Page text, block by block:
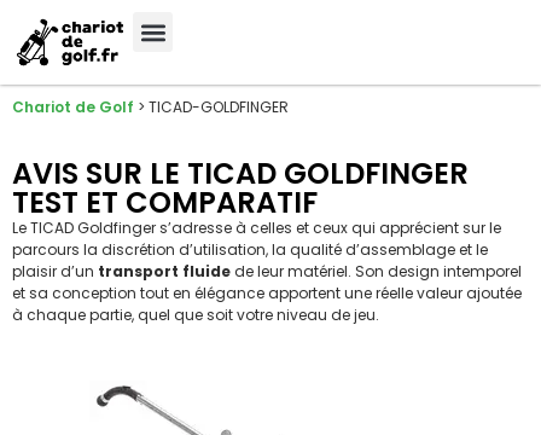
Chariot de Golf > TICAD-GOLDFINGER
AVIS SUR LE TICAD GOLDFINGER
TEST ET COMPARATIF
Le TICAD Goldfinger s’adresse à celles et ceux qui apprécient sur le
parcours la discrétion d’utilisation, la qualité d’assemblage et le
plaisir d’un transport fluidede leur matériel. Son design intemporel
et sa conception tout en élégance apportent une réelle valeur ajoutée
à chaque partie, quel que soit votre niveau de jeu.